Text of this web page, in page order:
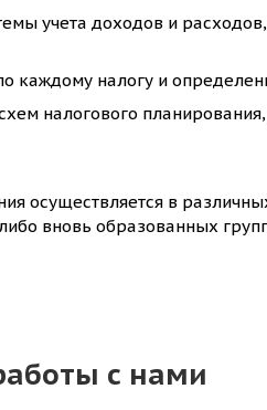
учета доходов и
каждому налогу и
налогового
осуществляется в
вновь образованных
с нами